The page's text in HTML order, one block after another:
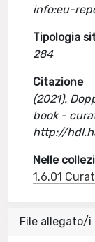
info:eu-
Tipologia
284
Citazione
(2021).
book -
http://
Nelle
1.6.01
File allegato/i